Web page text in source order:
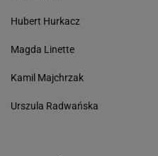
Hubert Hurkacz
Magda Linette
Kamil Majchrzak
Urszula Radwańska